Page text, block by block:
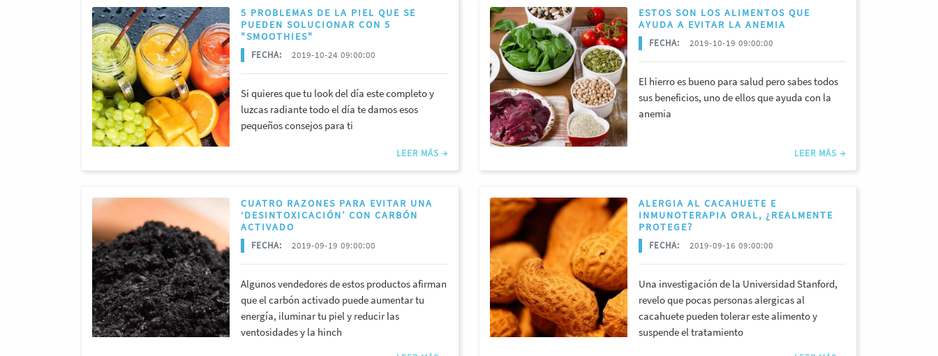
5 PROBLEMAS DE LA PIEL QUE SE
PUEDEN SOLUCIONAR CON 5
"SMOOTHIES"
FECHA: 2019-10-24 09:00:00
Si quieres que tu look del día este completo y
luzcas radiante todo el día te damos esos
pequeños consejos para ti
LEER MÁS →
ESTOS SON LOS ALIMENTOS QUE
AYUDA A EVITAR LA ANEMIA
FECHA: 2019-10-19 09:00:00
El hierro es bueno para salud pero sabes todos
sus beneficios, uno de ellos que ayuda con la
anemia
LEER MÁS →
CUATRO RAZONES PARA EVITAR UNA
‘DESINTOXICACIÓN’ CON CARBÓN
ACTIVADO
FECHA: 2019-09-19 09:00:00
Algunos vendedores de estos productos afirman
que el carbón activado puede aumentar tu
energía, iluminar tu piel y reducir las
ventosidades y la hinch
ALERGIA AL CACAHUETE E
INMUNOTERAPIA ORAL, ¿REALMENTE
PROTEGE?
FECHA: 2019-09-16 09:00:00
Una investigación de la Universidad Stanford,
revelo que pocas personas alergicas al
cacahuete pueden tolerar este alimento y
suspende el tratamiento